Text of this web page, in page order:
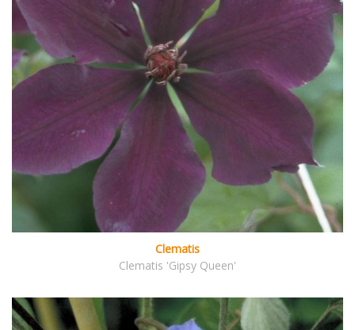
Clematis
Clematis 'Gipsy Queen'